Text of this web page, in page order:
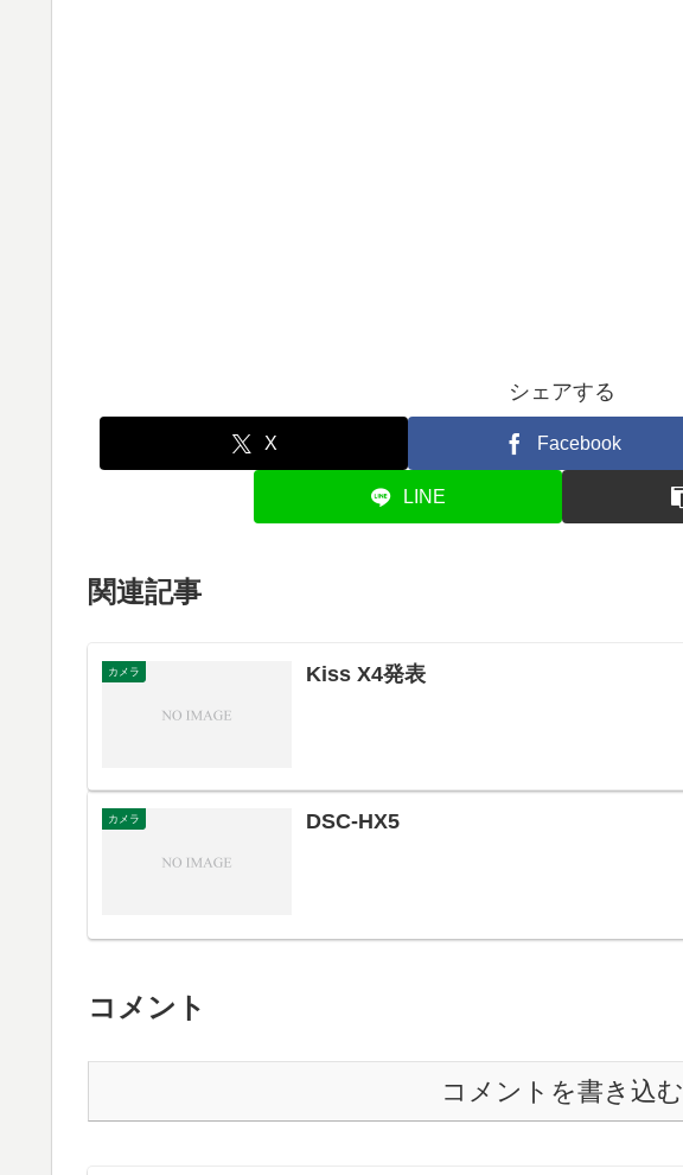
シェアする
X Facebook
LINE
関連記事
カメラ Kiss X4発表
カメラ DSC-HX5
コメント
コメントを書き込む